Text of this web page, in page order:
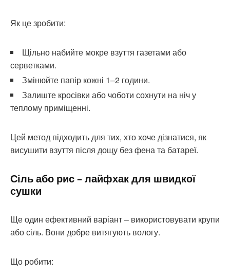
Як це зробити:
Щільно набийте мокре взуття газетами або
серветками.
Змінюйте папір кожні 1–2 години.
Залиште кросівки або чоботи сохнути на ніч у
теплому приміщенні.
Цей метод підходить для тих, хто хоче дізнатися, як
висушити взуття після дощу без фена та батареї.
Сіль або рис – лайфхак для швидкої
сушки
Ще один ефективний варіант – використовувати крупи
або сіль. Вони добре витягують вологу.
Що робити: